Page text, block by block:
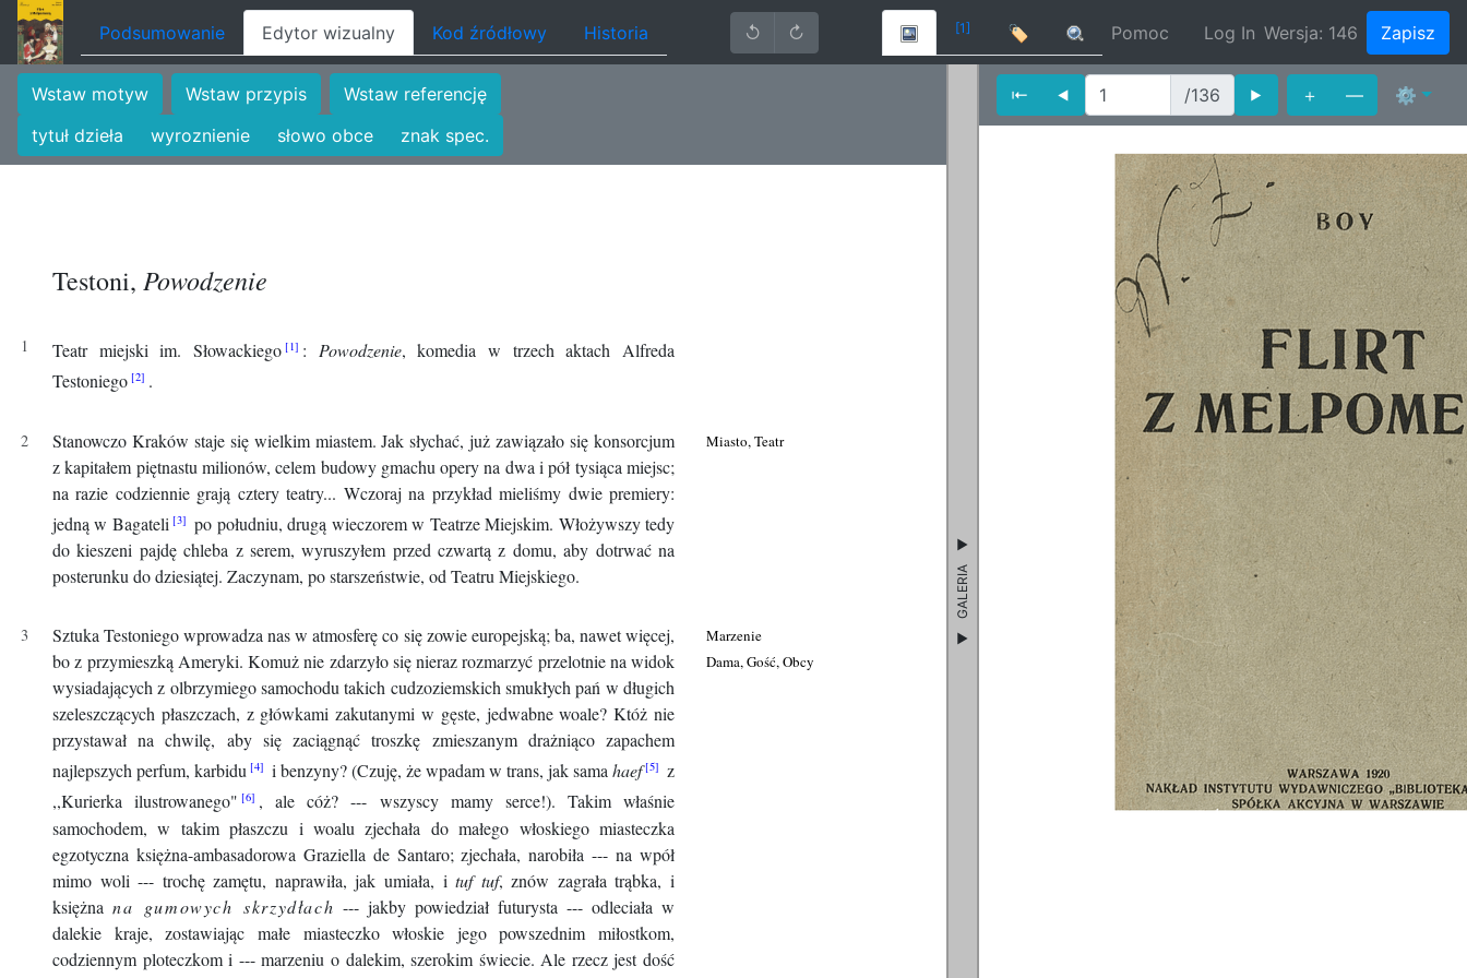
Podsumowanie Edytor wizualny Kod źródłowy Historia ↺ ↻ [1] 🏷 Pomoc Log In Wersja: 146 Zapisz
Wstaw motyw Wstaw przypis
Wstaw referencję
tytuł dzieła
wyroznienie słowo obce znak spec.
Testoni, Powodzenie
Teatr miejski im. Słowackiego : Powodzenie, komedia w trzech aktach Alfreda
Testoniego
.
Miasto, Teatr
Stanowczo Kraków staje się wielkim miastem. Jak słychać, już zawiązało się konsorcjum
z kapitałem piętnastu milionów, celem budowy gmachu opery na dwa i pół tysiąca miejsc;
na razie codziennie grają cztery teatry... Wczoraj na przykład mieliśmy dwie premiery:
jedną w Bagateli
po południu, drugą wieczorem w Teatrze Miejskim. Włożywszy tedy
do kieszeni pajdę chleba z serem, wyruszyłem przed czwartą z domu, aby dotrwać na
posterunku do dziesiątej. Zaczynam, po starszeństwie, od Teatru Miejskiego.
Marzenie
Sztuka Testoniego wprowadza nas w atmosferę co się zowie europejską; ba, nawet więcej,
bo z przymieszką Ameryki.
Dama, Gość, Obcy
Komuż nie zdarzyło się nieraz rozmarzyć przelotnie na widok
wysiadających z olbrzymiego samochodu takich cudzoziemskich smukłych pań w długich
szeleszczących płaszczach, z główkami zakutanymi w gęste, jedwabne woale? Któż nie
przystawał na chwilę, aby się zaciągnąć troszkę zmieszanym drażniąco zapachem
najlepszych perfum, karbidu
i benzyny?(Czuję, że wpadam w trans, jak samahaef
z
,,Kurierka ilustrowanego"
, ale cóż? --- wszyscy mamy serce!). Takim właśnie
samochodem, w takim płaszczu i woalu zjechała do małego włoskiego miasteczka
egzotyczna księżna-ambasadorowa Graziella de Santaro; zjechała, narobiła --- na wpół
mimo woli --- trochę zamętu, naprawiła, jak umiała, ituf tuf, znów zagrała trąbka, i
księżna na gumowych skrzydłach --- jakby powiedział futurysta --- odleciała w
dalekie kraje, zostawiając małe miasteczko włoskie jego powszednim miłostkom,
codziennym ploteczkom i --- marzeniu o dalekim, szerokim świecie. Ale rzecz jest dość
GALERIA
⇤ ⯇ /136 ⯈ ＋ — ⚙